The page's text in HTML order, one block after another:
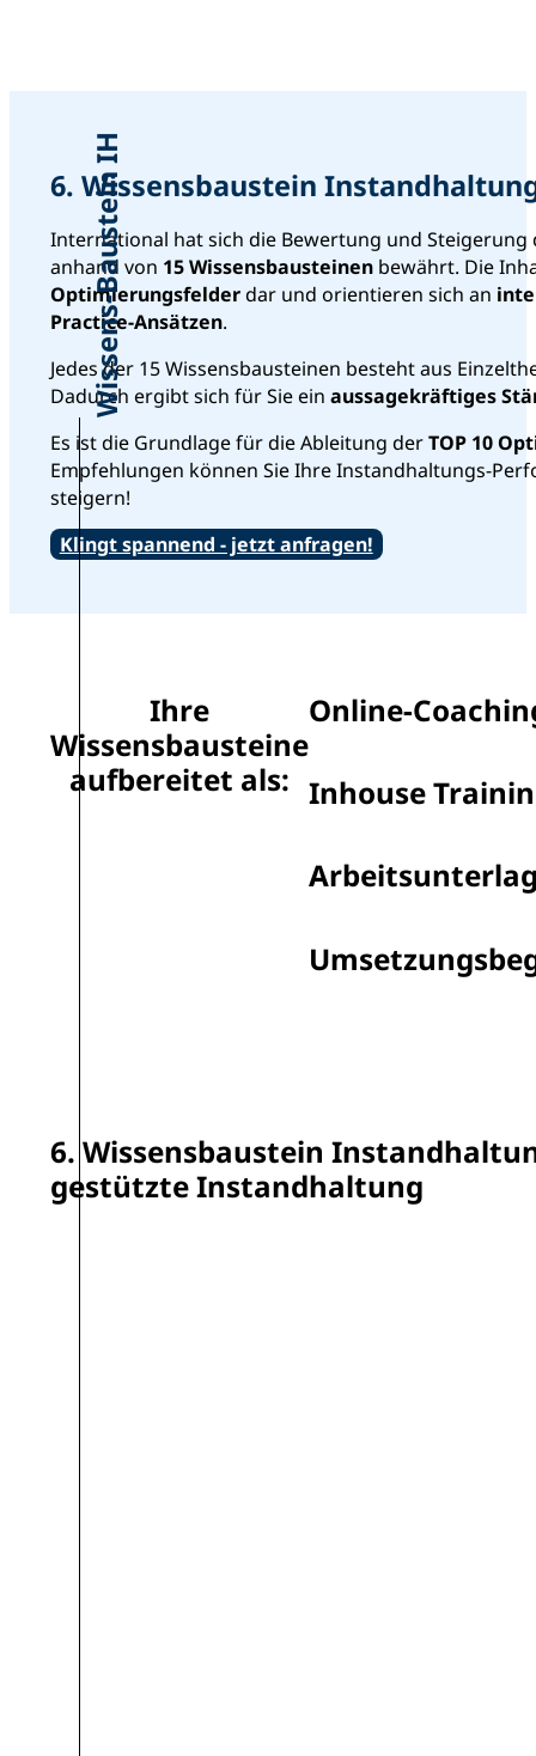
6. Wissensbaustein
International hat sich die Bewertung und
anhand von 15 Wissensbausteinenbewährt. Die
Optimierungsfelderdar und orientieren sich an
Practice-Ansätzen.
Jedes der 15 Wissensbausteinen besteht aus
Dadurch ergibt sich für Sie ein aussagekräftiges
Es ist die Grundlage für die Ableitung derTOP 10
Empfehlungen können Sie Ihre Instandhaltungs-
steigern!
Klingt spannend - jetzt anfragen!
Wissens-Baustein IH
Ihre
Wissensbausteine
aufbereitet als:
Online-
Inhouse
6. Wissensbaustein
gestützte Instandhaltung